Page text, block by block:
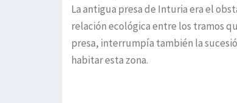
La antigua presa de Inturia era el
relación ecológica entre los tramos
presa, interrumpía también la
habitar esta zona.